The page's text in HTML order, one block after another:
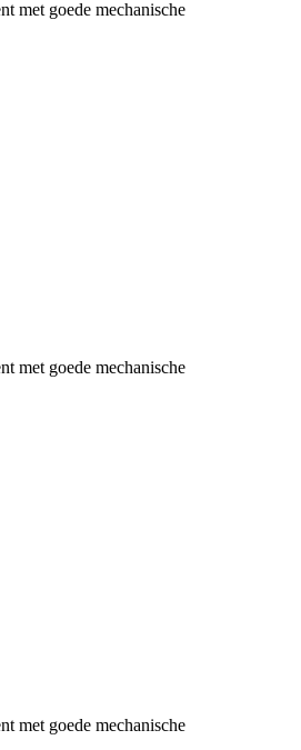
met goede mechanische
met goede mechanische
met goede mechanische